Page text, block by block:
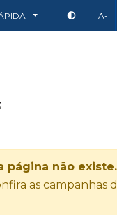
A-
página não existe.
as campanhas